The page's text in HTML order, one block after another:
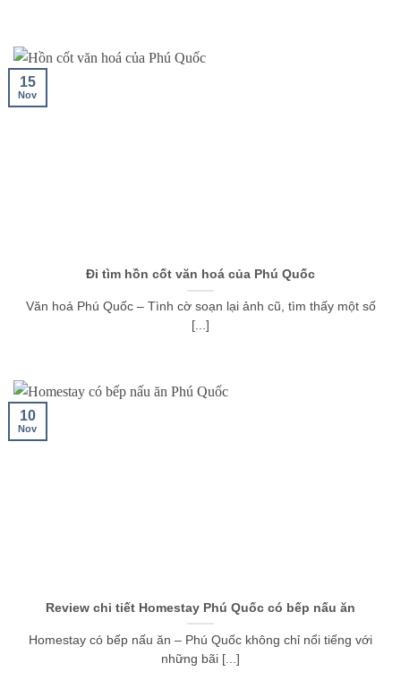
Đi tìm hồn cốt văn hoá của Phú Quốc
Văn hoá Phú Quốc – Tình cờ soạn lại ảnh cũ, tìm thấy một số
[...]
15
Nov
Review chi tiết Homestay Phú Quốc có bếp nấu ăn
Homestay có bếp nấu ăn – Phú Quốc không chỉ nổi tiếng với
những bãi [...]
10
Nov